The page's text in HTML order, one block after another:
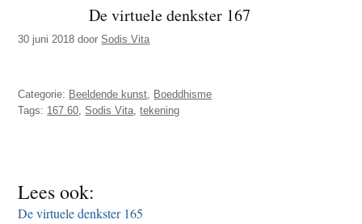
z
i
t
n
z
t
e
De virtuele denkster 167
30 juni 2018 doorSodis Vita
Categorie: Beeldende kunst Boeddhisme
Tags: 167 60 ,Sodis Vita ,tekening
Lees ook:
De virtuele denkster 165